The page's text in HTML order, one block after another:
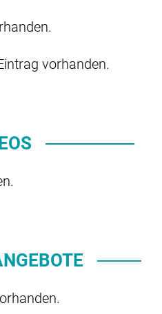
vorhanden.